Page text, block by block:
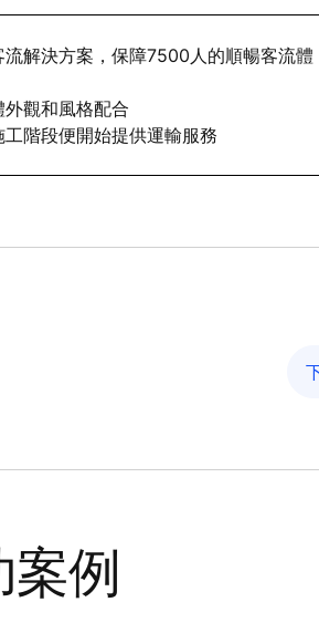
解決方案，保障7500人的順暢客流體
觀和風格配合
階段便開始提供運輸服務
案例